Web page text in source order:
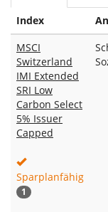
Index
MSCI
Switzerland
IMI Extended
SRI Low
Carbon Select
5% Issuer
Capped
Sparplanfähig
1